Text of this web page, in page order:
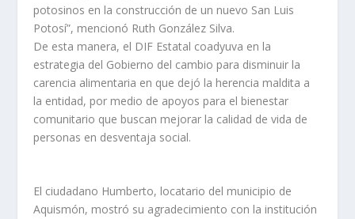
potosinos en la construcción de un nuevo San Luis
Potosí”, mencionó Ruth González Silva.
De esta manera, el DIF Estatal coadyuva en la
estrategia del Gobierno del cambio para disminuir la
carencia alimentaria en que dejó la herencia maldita a
la entidad, por medio de apoyos para el bienestar
comunitario que buscan mejorar la calidad de vida de
personas en desventaja social.
El ciudadano Humberto, locatario del municipio de
Aquismón, mostró su agradecimiento con la institución